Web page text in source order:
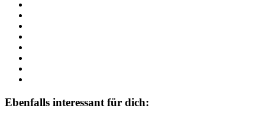
Ebenfalls interessant für dich: